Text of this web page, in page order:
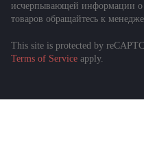
исчерпывающей информации о
товаров обращайтесь к
This site is protected by
Terms of Service apply.